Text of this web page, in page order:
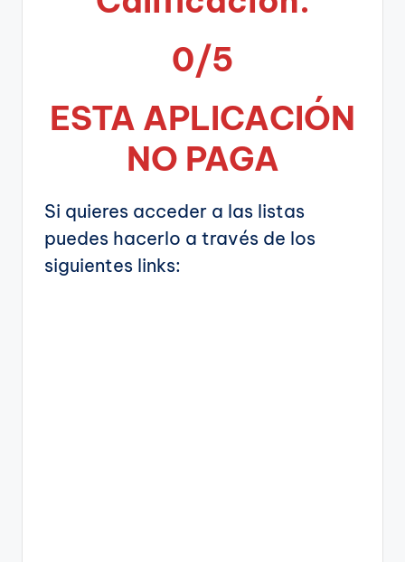
0/5
ESTA APLICACIÓN
NO PAGA
Si quieres acceder a las listas
puedes hacerlo a través de los
siguientes links: